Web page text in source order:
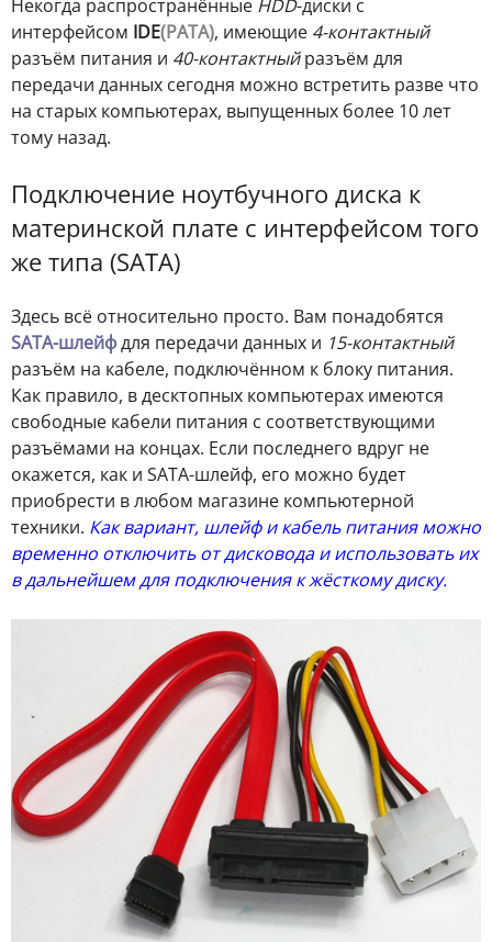
Некогда распространённые HDD-диски с
интерфейсом IDE(PATA), имеющие 4-контактный
разъём питания и 40-контактныйразъём для
передачи данных сегодня можно встретить разве что
на старых компьютерах, выпущенных более 10 лет
тому назад.
Подключение ноутбучного диска к
материнской плате с интерфейсом того
же типа (SATA)
Здесь всё относительно просто. Вам понадобятся
SATA-шлейфдля передачи данных и 15-контактный
разъём на кабеле, подключённом к блоку питания.
Как правило, в десктопных компьютерах имеются
свободные кабели питания с соответствующими
разъёмами на концах. Если последнего вдруг не
окажется, как и SATA-шлейф, его можно будет
приобрести в любом магазине компьютерной
техники. Как вариант, шлейф и кабель питания можно
временно отключить от дисковода и использовать их
в дальнейшем для подключения к жёсткому диску.